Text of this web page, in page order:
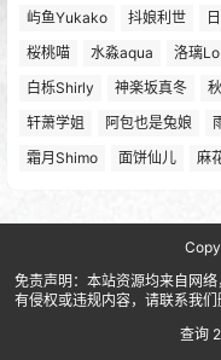
屿鱼Yukako
抖娘利世
桜桃喵
水淼aqua 洛璃
白栎Shirly
神楽坂真冬
轩萧学姐
阿包也是兔娘
霜月Shimo
面饼仙儿 麻
免责声明：本站资源均来自网
有侵权或违规内容，请联系我们
查询